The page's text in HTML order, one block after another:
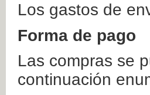
Los gastos de
Forma de pago
Las compras se
continuación